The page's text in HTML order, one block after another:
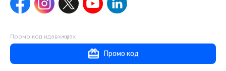
Промо код идэвхжүүлэх
Промо код